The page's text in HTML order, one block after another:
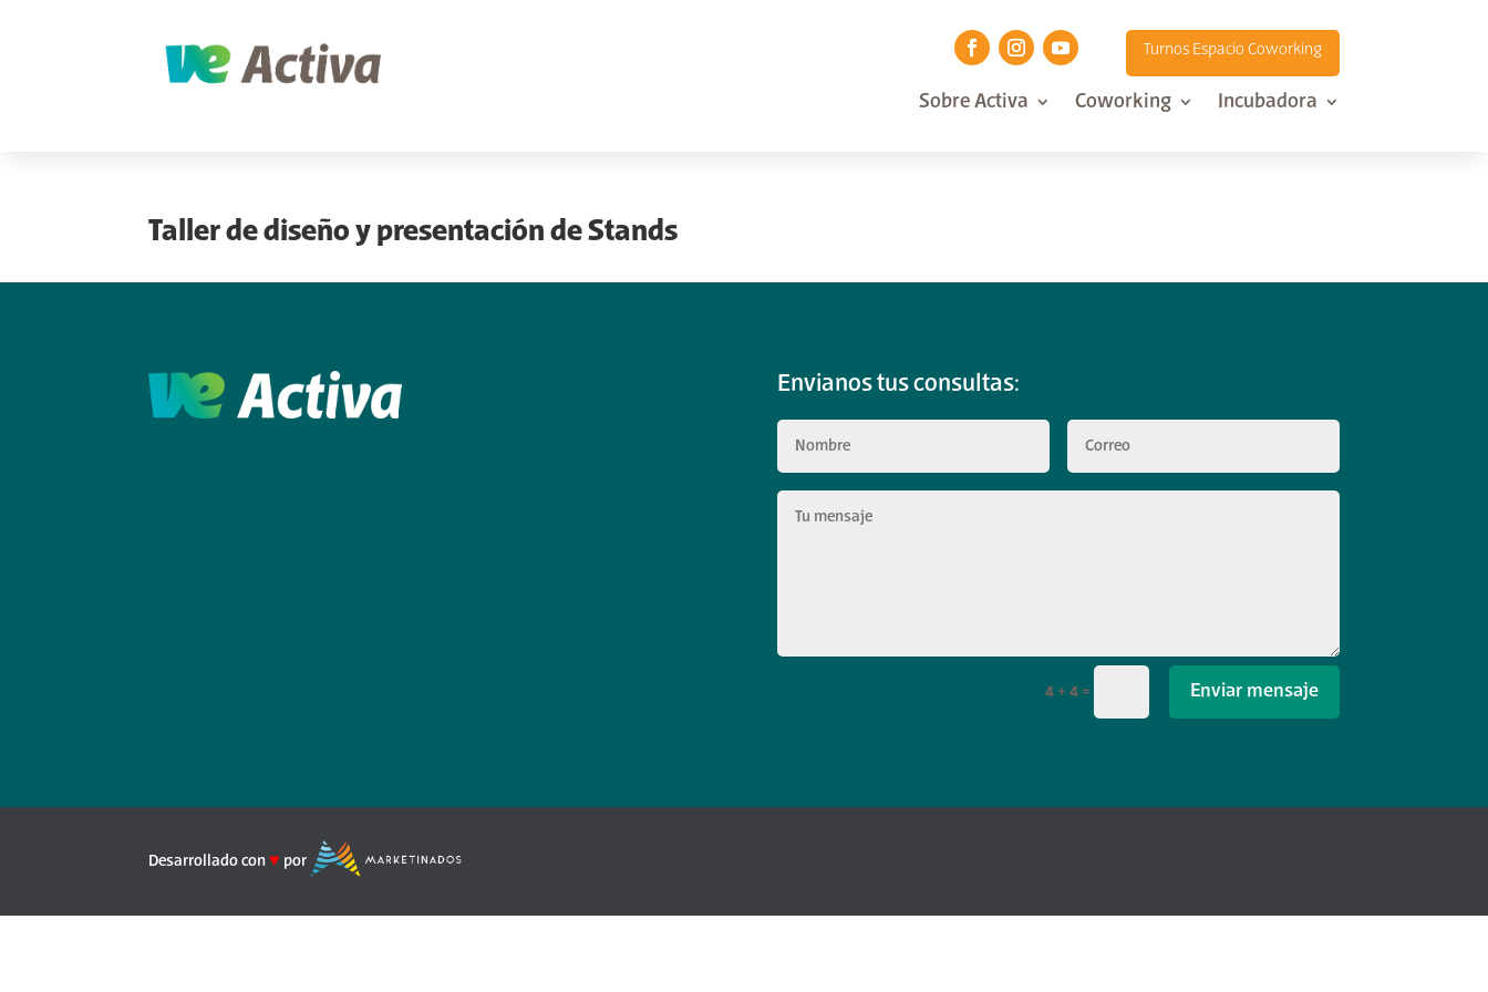
Turnos Espacio Coworking
Sobre Activa Coworking Incubadora
Taller de diseño y presentación de Stands
Envianos tus consultas:
4 + 4= Enviar mensaje
Desarrollado con ♥ por